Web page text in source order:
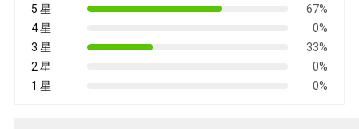
5 星
67%
4 星
0%
3 星
33%
2 星
0%
1 星
0%